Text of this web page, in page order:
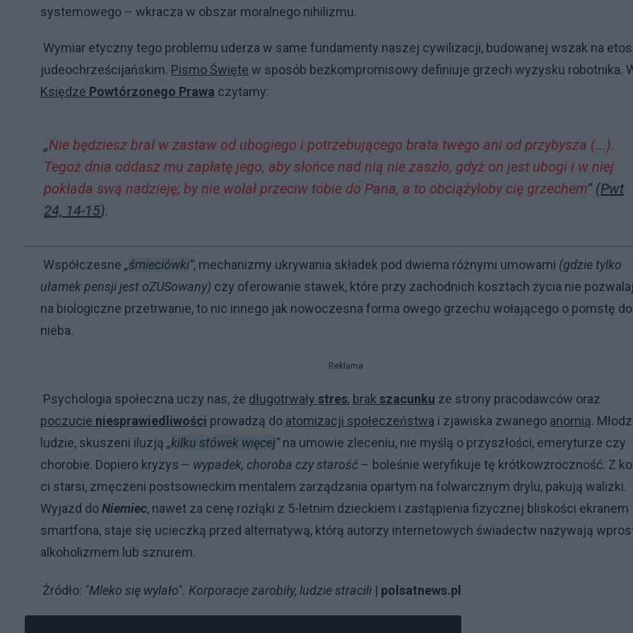
systemowego – wkracza w obszar moralnego nihilizmu.
Wymiar etyczny tego problemu uderza w same fundamenty naszej cywilizacji, budowanej wszak na
judeochrześcijańskim. Pismo Święte w sposób bezkompromisowy definiuje grzech wyzysku robotnika.
Księdze Powtórzonego Prawa czytamy:
„Nie będziesz brał w zastaw od ubogiego i potrzebującego brata twego ani od przybysza (...).
Tegoż dnia oddasz mu zapłatę jego, aby słońce nad nią nie zaszło, gdyż on jest ubogi i w niej
pokłada swą nadzieję; by nie wołał przeciw tobie do Pana, a to obciążyłoby cię grzechem” (Pwt
24, 14-15).
Współczesne „śmieciówki”, mechanizmy ukrywania składek pod dwiema różnymi umowami (gdzie tylko
ułamek pensji jest oZUSowany) czy oferowanie stawek, które przy zachodnich kosztach życia nie
na biologiczne przetrwanie, to nic innego jak nowoczesna forma owego grzechu wołającego o pomstę do
nieba.
Reklama
Psychologia społeczna uczy nas, że długotrwały stres, brak szacunku ze strony pracodawców oraz
poczucie niesprawiedliwości prowadzą do atomizacji społeczeństwa i zjawiska zwanego anomią.
ludzie, skuszeni iluzją „kilku stówek więcej”na umowie zleceniu, nie myślą o przyszłości, emeryturze czy
chorobie. Dopiero kryzys – wypadek, choroba czy starość – boleśnie weryfikuje tę krótkowzroczność. Z
ci starsi, zmęczeni postsowieckim mentalem zarządzania opartym na folwarcznym drylu, pakują walizki.
Wyjazd doNiemiec, nawet za cenę rozłąki z 5-letnim dzieckiem i zastąpienia fizycznej bliskości ekranem
smartfona, staje się ucieczką przed alternatywą, którą autorzy internetowych świadectw nazywają
alkoholizmem lub sznurem.
Źródło: "Mleko się wylało". Korporacje zarobiły, ludzie stracili | polsatnews.pl